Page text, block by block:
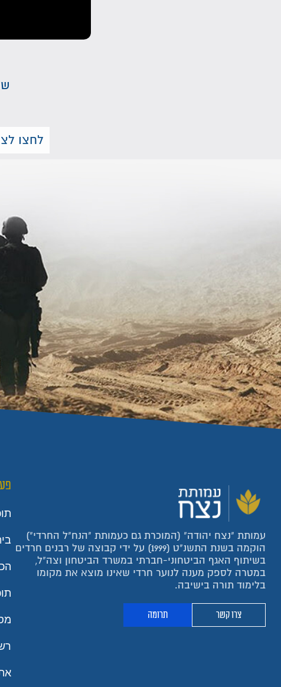
לחצו
עמותת "נצח יהודה" (המוכרת גם כעמותת "הנח"ל החרדי")
הוקמה בשנת התשנ"ט (1999) על ידי קבוצה של רבנים חרדים
בשיתוף האגף הביטחוני-חברתי במשרד הביטחון וצה"ל,
במטרה לספק מענה לנוער חרדי שאינו מוצא את מקומו
בלימוד תורה בישיבה.
צרו קשר תרומה